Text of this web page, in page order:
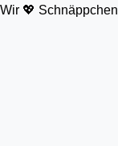
Wir 💖 Schnäppchen